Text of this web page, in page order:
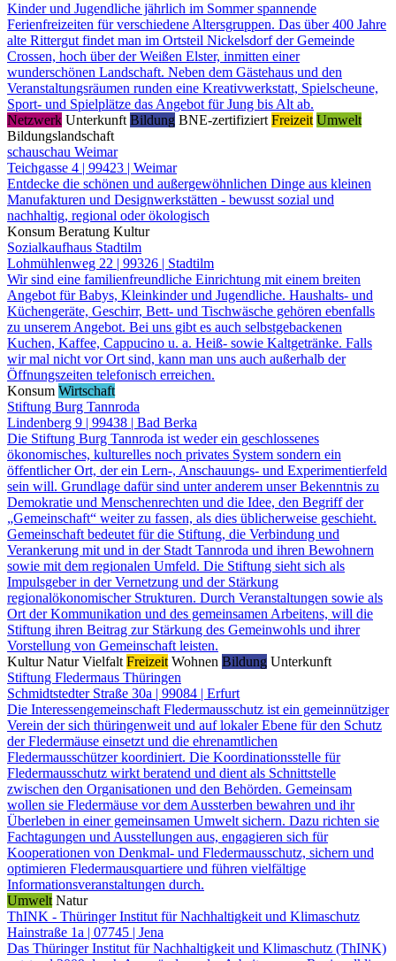
Kinder und Jugendliche jährlich im Sommer spannende
Ferienfreizeiten für verschiedene Altersgruppen. Das über 400 Jahre
alte Rittergut findet man im Ortsteil Nickelsdorf der Gemeinde
Crossen, hoch über der Weißen Elster, inmitten einer
wunderschönen Landschaft. Neben dem Gästehaus und den
Veranstaltungsräumen runden eine Kreativwerkstatt, Spielscheune,
Sport- und Spielplätze das Angebot für Jung bis Alt ab.
Netzwerk Unterkunft Bildung BNE-zertifiziert Freizeit Umwelt
Bildungslandschaft
schauschau Weimar
Teichgasse 4 | 99423 | Weimar
Entdecke die schönen und außergewöhnlichen Dinge aus kleinen
Manufakturen und Designwerkstätten - bewusst sozial und
nachhaltig, regional oder ökologisch
Konsum Beratung Kultur
Sozialkaufhaus Stadtilm
Lohmühlenweg 22 | 99326 | Stadtilm
Wir sind eine familienfreundliche Einrichtung mit einem breiten
Angebot für Babys, Kleinkinder und Jugendliche. Haushalts- und
Küchengeräte, Geschirr, Bett- und Tischwäsche gehören ebenfalls
zu unserem Angebot. Bei uns gibt es auch selbstgebackenen
Kuchen, Kaffee, Cappucino u. a. Heiß- sowie Kaltgetränke. Falls
wir mal nicht vor Ort sind, kann man uns auch außerhalb der
Öffnungszeiten telefonisch erreichen.
Konsum Wirtschaft
Stiftung Burg Tannroda
Lindenberg 9 | 99438 | Bad Berka
Die Stiftung Burg Tannroda ist weder ein geschlossenes
ökonomisches, kulturelles noch privates System sondern ein
öffentlicher Ort, der ein Lern-, Anschauungs- und Experimentierfeld
sein will. Grundlage dafür sind unter anderem unser Bekenntnis zu
Demokratie und Menschenrechten und die Idee, den Begriff der
„Gemeinschaft“ weiter zu fassen, als dies üblicherweise geschieht.
Gemeinschaft bedeutet für die Stiftung, die Verbindung und
Verankerung mit und in der Stadt Tannroda und ihren Bewohnern
sowie mit dem regionalen Umfeld. Die Stiftung sieht sich als
Impulsgeber in der Vernetzung und der Stärkung
regionalökonomischer Strukturen. Durch Veranstaltungen sowie als
Ort der Kommunikation und des gemeinsamen Arbeitens, will die
Stiftung ihren Beitrag zur Stärkung des Gemeinwohls und ihrer
Vorstellung von Gemeinschaft leisten.
Kultur Natur Vielfalt Freizeit Wohnen Bildung Unterkunft
Stiftung Fledermaus Thüringen
Schmidtstedter Straße 30a | 99084 | Erfurt
Die Interessengemeinschaft Fledermausschutz ist ein gemeinnütziger
Verein der sich thüringenweit und auf lokaler Ebene für den Schutz
der Fledermäuse einsetzt und die ehrenamtlichen
Fledermausschützer koordiniert. Die Koordinationsstelle für
Fledermausschutz wirkt beratend und dient als Schnittstelle
zwischen den Organisationen und den Behörden. Gemeinsam
wollen sie Fledermäuse vor dem Aussterben bewahren und ihr
Überleben in einer gemeinsamen Umwelt sichern. Dazu richten sie
Fachtagungen und Ausstellungen aus, engagieren sich für
Kooperationen von Denkmal- und Fledermausschutz, sichern und
optimieren Fledermausquartiere und führen vielfältige
Informationsveranstaltungen durch.
Umwelt Natur
ThINK - Thüringer Institut für Nachhaltigkeit und Klimaschutz
Hainstraße 1a | 07745 | Jena
Das Thüringer Institut für Nachhaltigkeit und Klimaschutz (ThINK)